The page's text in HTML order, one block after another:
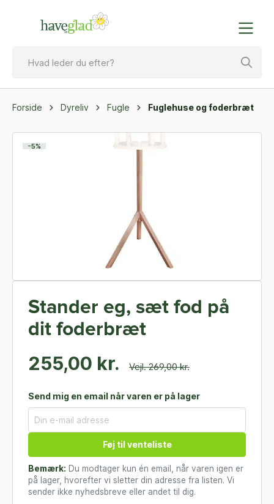
Forside Dyreliv Fugle Fuglehuse og foderbræt
-5%
Stander eg, sæt fod på
dit foderbræt
255,00 kr. Vejl. 269,00 kr.
Send mig en email når varen er på lager
Føj til venteliste
Bemærk: Du modtager kun én email, når varen igen er
på lager, hvorefter vi sletter din adresse fra listen. Vi
sender ikke nyhedsbreve eller andet til dig.